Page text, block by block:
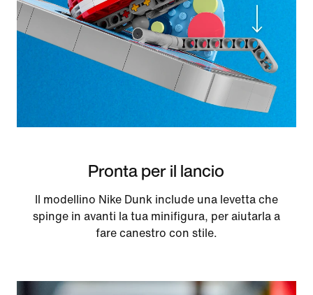
Pronta per il lancio
Il modellino Nike Dunk include una levetta che
spinge in avanti la tua minifigura, per aiutarla a
fare canestro con stile.